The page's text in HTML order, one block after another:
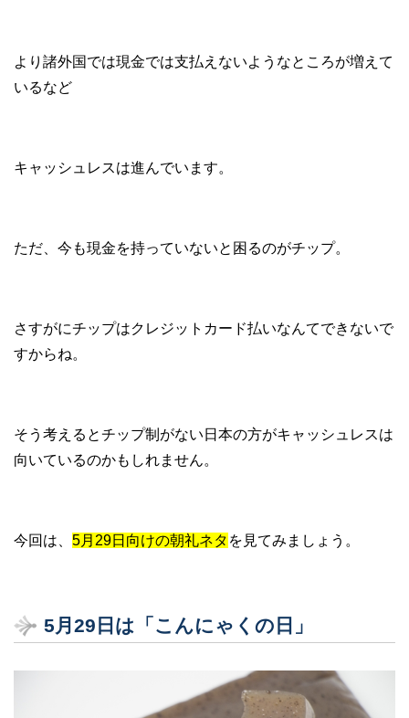
より諸外国では現金では支払えないようなところが増えて
いるなど
キャッシュレスは進んでいます。
ただ、今も現金を持っていないと困るのがチップ。
さすがにチップはクレジットカード払いなんてできないで
すからね。
そう考えるとチップ制がない日本の方がキャッシュレスは
向いているのかもしれません。
今回は、 5月29日向けの朝礼ネタ を見てみましょう。
5月29日は「こんにゃくの日」